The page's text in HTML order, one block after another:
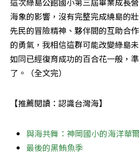
海象的影響，沒有完整完成繞島的
先民的冒險精神、夥伴間的互助合
的勇氣，我相信這群可能改變綠島
如同已經復育成功的百合花一般，
了。（全文完）
【推薦閱讀：認識台灣海】
與海共舞：神岡國小的海洋華
最後的黑鮪魚季